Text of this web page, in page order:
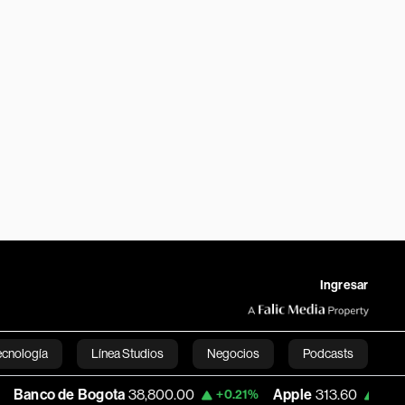
Ingresar
Línea Studios Negocios Podcasts
English
Bogota 38,800.00 +0.21% Apple 313.60 +0.86% USD